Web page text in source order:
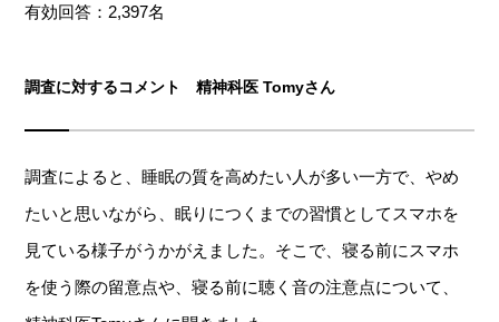
有効回答：2,397名
調査に対するコメント 精神科医 Tomyさん
調査によると、睡眠の質を高めたい人が多い一方で、やめ
たいと思いながら、眠りにつくまでの習慣としてスマホを
見ている様子がうかがえました。そこで、寝る前にスマホ
を使う際の留意点や、寝る前に聴く音の注意点について、